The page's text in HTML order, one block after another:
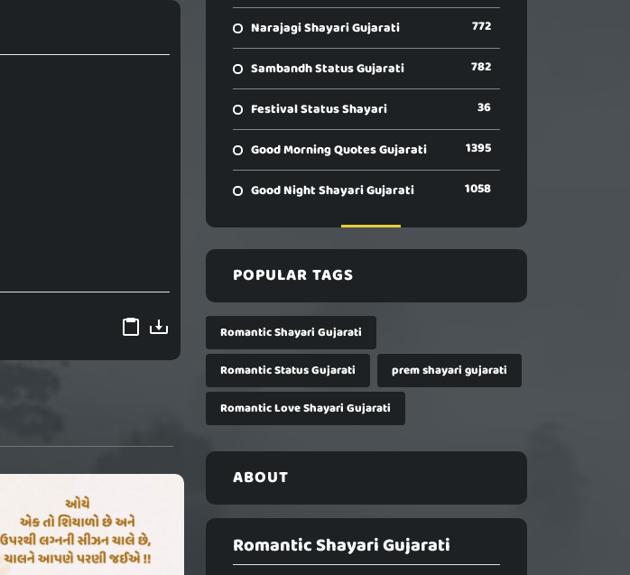
Narajagi Shayari Gujarati 772
Sambandh Status Gujarati 782
Festival Status Shayari 36
Good Morning Quotes Gujarati 1395
Good Night Shayari Gujarati 1058
POPULAR TAGS
Romantic Shayari Gujarati
Romantic Status Gujarati
prem shayari gujarati
Romantic Love Shayari Gujarati
ABOUT
Romantic Shayari Gujarati